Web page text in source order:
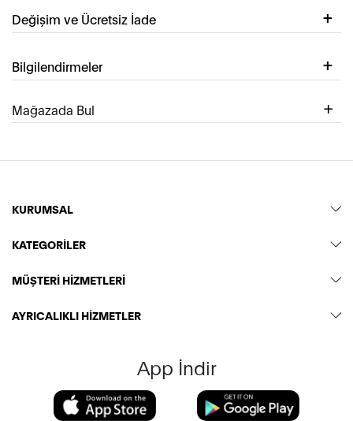
Değişim ve Ücretsiz İade
Bilgilendirmeler
Mağazada Bul
KURUMSAL
KATEGORİLER
MÜŞTERİ HİZMETLERİ
AYRICALIKLI HİZMETLER
App İndir